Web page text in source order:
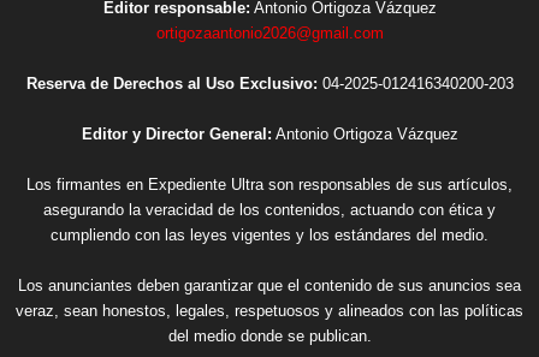
Editor responsable: Antonio Ortigoza Vázquez
ortigozaantonio2026@gmail.com
Reserva de Derechos al Uso Exclusivo: 04-2025-012416340200-203
Editor y Director General: Antonio Ortigoza Vázquez
Los firmantes en Expediente Ultra son responsables de sus artículos,
asegurando la veracidad de los contenidos, actuando con ética y
cumpliendo con las leyes vigentes y los estándares del medio.
Los anunciantes deben garantizar que el contenido de sus anuncios sea
veraz, sean honestos, legales, respetuosos y alineados con las políticas
del medio donde se publican.